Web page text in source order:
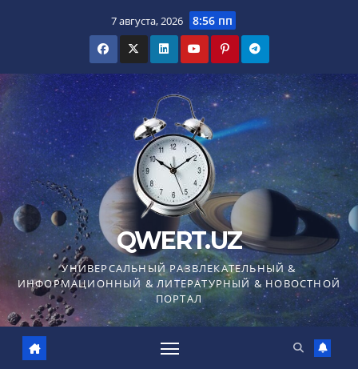
7 августа, 2026 8:56 пп
QWERT.UZ
УНИВЕРСАЛЬНЫЙ РАЗВЛЕКАТЕЛЬНЫЙ &
ИНФОРМАЦИОННЫЙ & ЛИТЕРАТУРНЫЙ & НОВОСТНОЙ
ПОРТАЛ